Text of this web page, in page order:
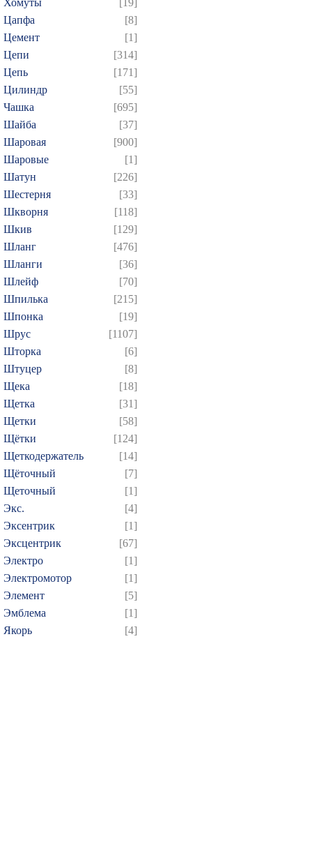
Хомуты
[19]
Цапфа
[8]
Цемент
[1]
Цепи
[314]
Цепь
[171]
Цилиндр
[55]
Чашка
[695]
Шайба
[37]
Шаровая
[900]
Шаровые
[1]
Шатун
[226]
Шестерня
[33]
Шкворня
[118]
Шкив
[129]
Шланг
[476]
Шланги
[36]
Шлейф
[70]
Шпилька
[215]
Шпонка
[19]
Шрус
[1107]
Шторка
[6]
Штуцер
[8]
Щека
[18]
Щетка
[31]
Щетки
[58]
Щётки
[124]
Щеткодержатель
[14]
Щёточный
[7]
Щеточный
[1]
Экс.
[4]
Эксентрик
[1]
Эксцентрик
[67]
Электро
[1]
Электромотор
[1]
Элемент
[5]
Эмблема
[1]
Якорь
[4]